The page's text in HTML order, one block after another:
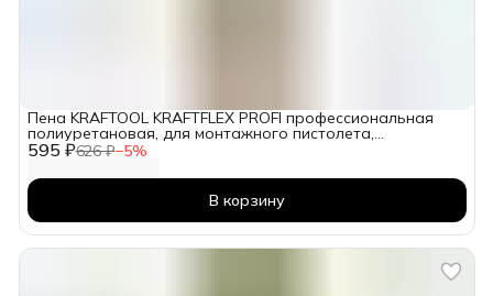
595 ₽626 ₽−5%
Пена KRAFTOOL KRAFTFLEX PROFI профессиональная
полиуретановая, для монтажного пистолета,
всесезонная, SVS, 750 мл
В корзину